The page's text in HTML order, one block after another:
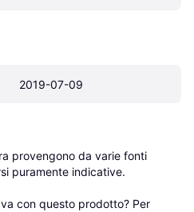
2019-07-09
provengono da varie fonti
puramente indicative.
con questo prodotto? Per